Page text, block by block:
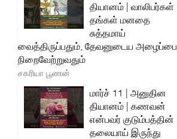
தியானம் | வாலிபர்கள்
தங்கள் மனதை
சுத்தமாய்
வைத்திருப்பதும், தேவனுடைய அழைப்பை
நிறைவேற்றுவதும்
சகரியா பூணன்
மார்ச் 11 | அனுதின
தியானம் | கணவன்
என்பவர் குடும்பத்தின்
தலையாய் இருந்து